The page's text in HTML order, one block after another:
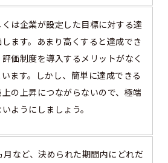
は企業が設定した目標に対する達
ます。あまり高くすると達成でき
価制度を導入するメリットがなく
ます。しかし、簡単に達成できる
の上昇につながらないので、極端
ようにしましょう。
月など、決められた期間内にどれだ